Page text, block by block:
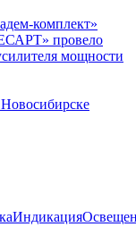
комплект»
провело
мощности
Индикация